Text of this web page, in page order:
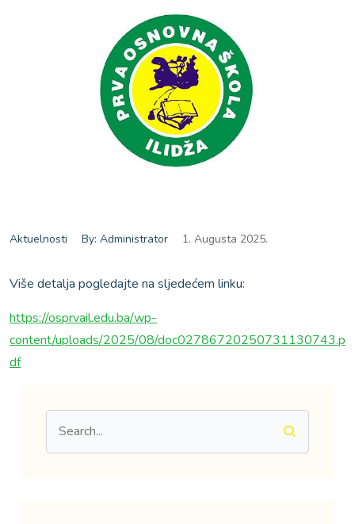
Aktuelnosti By: Administrator 1. Augusta 2025.
Više detalja pogledajte na sljedećem linku:
https://osprvail.edu.ba/wp-
content/uploads/2025/08/doc02786720250731130743.p
df